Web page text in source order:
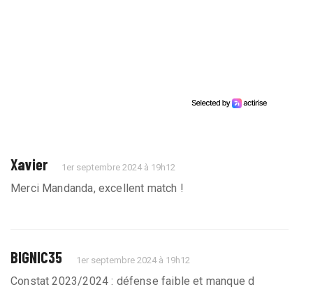
Xavier 1er septembre 2024 à 19h12
Merci Mandanda, excellent match !
BIGNIC35 1er septembre 2024 à 19h12
Constat 2023/2024 : défense faible et manque d